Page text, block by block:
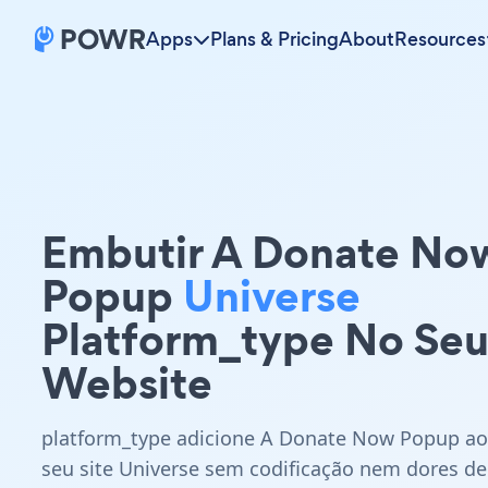
Apps Plans & PricingAboutResources
Embutir A Donate
Popup Universe
Platform_type No Seu
Website
platform_type adicione A Donate Now Popup ao
seu site Universe sem codificação nem dores de